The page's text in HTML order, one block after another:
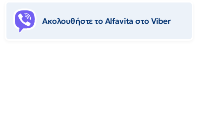
Ακολουθήστε το Αlfavita στο Viber